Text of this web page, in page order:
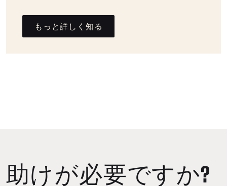
もっと詳しく知る
助けが必要ですか?